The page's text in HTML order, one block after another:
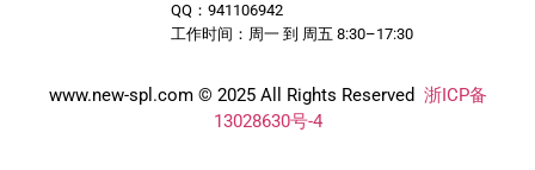
QQ：941106942
工作时间：周一 到 周五 8:30–17:30
www.new-spl.com © 2025 All Rights Reserved 浙ICP备
13028630号-4